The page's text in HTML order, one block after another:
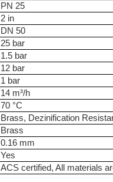
PN 25
2 in
DN 50
25 bar
1.5 bar
12 bar
1 bar
14 m³/h
70 °C
Brass, Dezinification
Brass
0.16 mm
Yes
ACS certified, All materials